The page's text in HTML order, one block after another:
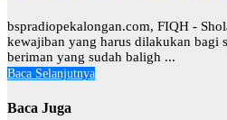
bspradiopekalongan.com, FIQH -
kewajiban yang harus dilakukan bagi
beriman yang sudah baligh ...
Baca Selanjutnya
Baca Juga